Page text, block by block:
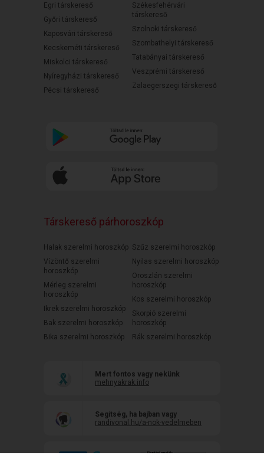
Egri társkereső
Győri társkereső
Kaposvári társkereső
Kecskeméti társkereső
Miskolci társkereső
Nyíregyházi társkereső
Pécsi társkereső
Székesfehérvári
társkereső
Szolnoki társkereső
Szombathelyi társkereső
Tatabányai társkereső
Veszprémi társkereső
Zalaegerszegi társkereső
Társkereső párhoroszkóp
Halak szerelmi horoszkóp
Vízöntő szerelmi
horoszkóp
Mérleg szerelmi
horoszkóp
Ikrek szerelmi horoszkóp
Bak szerelmi horoszkóp
Bika szerelmi horoszkóp
Szűz szerelmi horoszkóp
Nyilas szerelmi horoszkóp
Oroszlán szerelmi
horoszkóp
Kos szerelmi horoszkóp
Skorpió szerelmi
horoszkóp
Rák szerelmi horoszkóp
Mert fontos vagy nekünk
mehnyakrak.info
Segítség, ha bajban vagy
randivonal.hu/a-nok-vedelmeben